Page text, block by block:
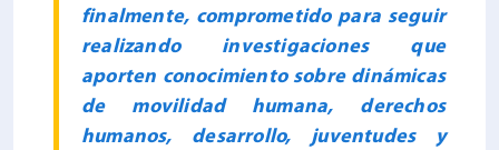
finalmente, comprometido para seguir
realizando investigaciones que
aporten conocimiento sobre dinámicas
de movilidad humana, derechos
humanos, desarrollo, juventudes y